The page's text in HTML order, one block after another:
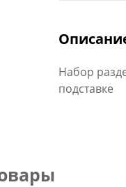
Набор
подставке